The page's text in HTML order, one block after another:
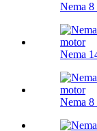
Nema 8
Nema
Nema 8